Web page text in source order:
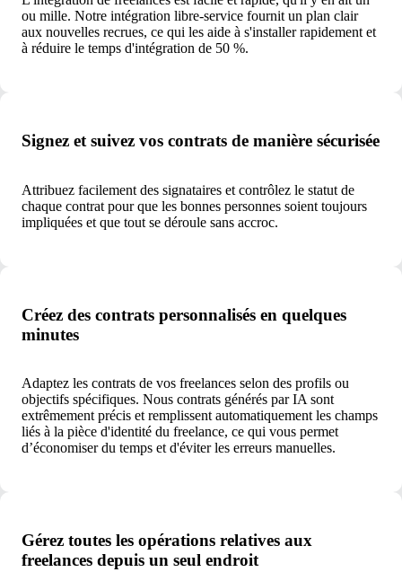
ou mille. Notre intégration libre-service fournit un plan clair
aux nouvelles recrues, ce qui les aide à s'installer rapidement et
à réduire le temps d'intégration de 50 %.
Signez et suivez vos contrats de manière sécurisée
Attribuez facilement des signataires et contrôlez le statut de
chaque contrat pour que les bonnes personnes soient toujours
impliquées et que tout se déroule sans accroc.
Créez des contrats personnalisés en quelques
minutes
Adaptez les contrats de vos freelances selon des profils ou
objectifs spécifiques. Nous contrats générés par IA sont
extrêmement précis et remplissent automatiquement les champs
liés à la pièce d'identité du freelance, ce qui vous permet
d’économiser du temps et d'éviter les erreurs manuelles.
Gérez toutes les opérations relatives aux
freelances depuis un seul endroit